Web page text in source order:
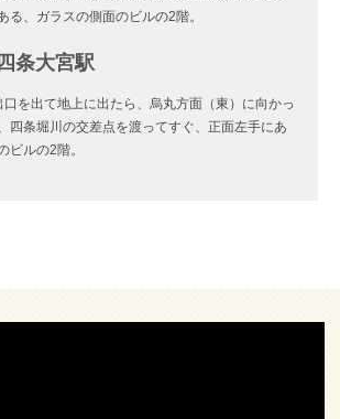
る、ガラスの側面のビルの2階。
条大宮駅
を出て地上に出たら、烏丸方面（東）に向かっ
四条堀川の交差点を渡ってすぐ、正面左手にあ
ビルの2階。